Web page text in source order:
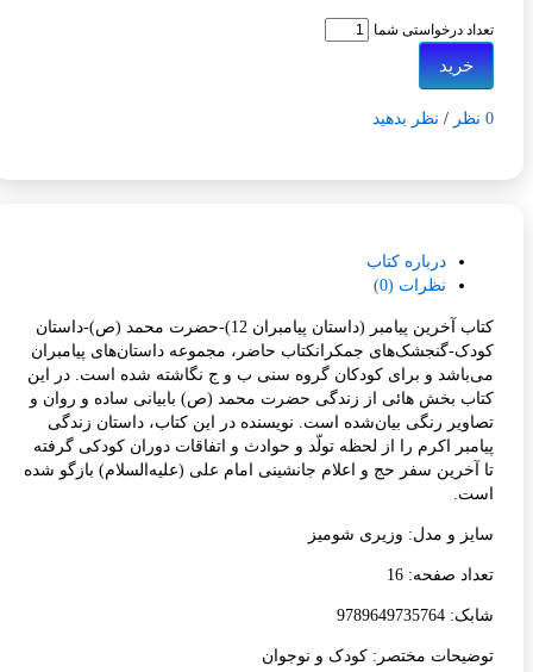
درخواستی شما
نظر بدهید
درباره کتاب
نظرات (0)
کتاب آخرین پیامبر (داستان پیامبران 12)-حضرت محمد (ص)-داستان
گنجشک‌های جمکرانکتاب حاضر، مجموعه داستان‌های پیامبران
و برای کودکان گروه سنی ب و ج نگاشته شده است. در این
بخش هائی از زندگی حضرت محمد (ص) بابیانی ساده و روان و
رنگی بیان‌شده است. نویسنده در این کتاب، داستان زندگی
اکرم را از لحظه تولّد و حوادث و اتفاقات دوران کودکی گرفته
سفر حج و اعلام جانشینی امام علی (علیه‌السلام) بازگو شده
و مدل: وزیری شومیز
صفحه: 16
مختصر: کودک و نوجوان